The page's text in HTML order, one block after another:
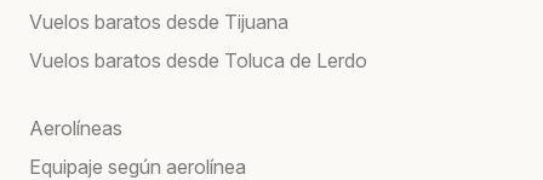
Vuelos baratos desde Tijuana
Vuelos baratos desde Toluca de Lerdo
Aerolíneas
Equipaje según aerolínea